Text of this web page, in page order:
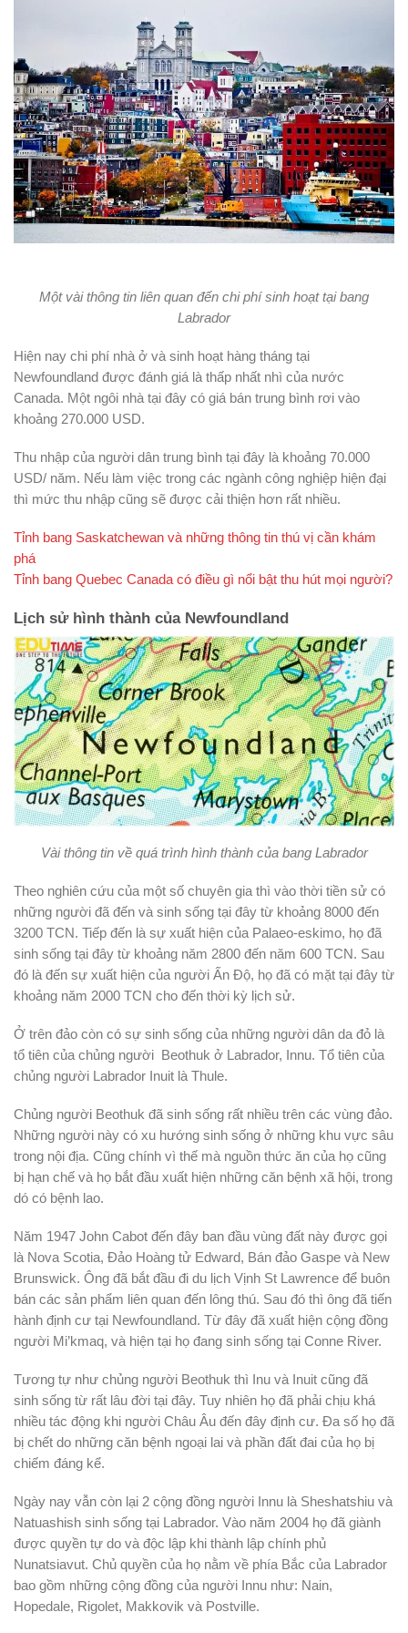
Một vài thông tin liên quan đến chi phí sinh hoạt tại bang
Labrador
Hiện nay chi phí nhà ở và sinh hoạt hàng tháng tại
Newfoundland được đánh giá là thấp nhất nhì của nước
Canada. Một ngôi nhà tại đây có giá bán trung bình rơi vào
khoảng 270.000 USD.
Thu nhập của người dân trung bình tại đây là khoảng 70.000
USD/ năm. Nếu làm việc trong các ngành công nghiệp hiện đại
thì mức thu nhập cũng sẽ được cải thiện hơn rất nhiều.
Tỉnh bang Saskatchewan và những thông tin thú vị cần khám
phá
Tỉnh bang Quebec Canada có điều gì nổi bật thu hút mọi người?
Lịch sử hình thành của Newfoundland
Vài thông tin về quá trình hình thành của bang Labrador
Theo nghiên cứu của một số chuyên gia thì vào thời tiền sử có
những người đã đến và sinh sống tại đây từ khoảng 8000 đến
3200 TCN. Tiếp đến là sự xuất hiện của Palaeo-eskimo, họ đã
sinh sống tại đây từ khoảng năm 2800 đến năm 600 TCN. Sau
đó là đến sự xuất hiện của người Ấn Độ, họ đã có mặt tại đây từ
khoảng năm 2000 TCN cho đến thời kỳ lịch sử.
Ở trên đảo còn có sự sinh sống của những người dân da đỏ là
tổ tiên của chủng người Beothuk ở Labrador, Innu. Tổ tiên của
chủng người Labrador Inuit là Thule.
Chủng người Beothuk đã sinh sống rất nhiều trên các vùng đảo.
Những người này có xu hướng sinh sống ở những khu vực sâu
trong nội địa. Cũng chính vì thế mà nguồn thức ăn của họ cũng
bị hạn chế và họ bắt đầu xuất hiện những căn bệnh xã hội, trong
dó có bệnh lao.
Năm 1947 John Cabot đến đây ban đầu vùng đất này được gọi
là Nova Scotia, Đảo Hoàng tử Edward, Bán đảo Gaspe và New
Brunswick. Ông đã bắt đầu đi du lịch Vịnh St Lawrence để buôn
bán các sản phẩm liên quan đến lông thú. Sau đó thì ông đã tiến
hành định cư tại Newfoundland. Từ đây đã xuất hiện cộng đồng
người Mi’kmaq, và hiện tại họ đang sinh sống tại Conne River.
Tương tự như chủng người Beothuk thì Inu và Inuit cũng đã
sinh sống từ rất lâu đời tại đây. Tuy nhiên họ đã phải chịu khá
nhiều tác động khi người Châu Âu đến đây định cư. Đa số họ đã
bị chết do những căn bệnh ngoại lai và phần đất đai của họ bị
chiếm đáng kể.
Ngày nay vẫn còn lại 2 cộng đồng người Innu là Sheshatshiu và
Natuashish sinh sống tại Labrador. Vào năm 2004 họ đã giành
được quyền tự do và độc lập khi thành lập chính phủ
Nunatsiavut. Chủ quyền của họ nằm về phía Bắc của Labrador
bao gồm những cộng đồng của người Innu như: Nain,
Hopedale, Rigolet, Makkovik và Postville.